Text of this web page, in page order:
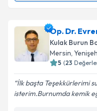
Uzm. Dr. Bilal
oluşturun. Size bu
takvim
Op. Dr.
Kulak Burun
Mersin,
5 (23
İlk başta Teşekkürlerimi
isterim.Burnumda kemik